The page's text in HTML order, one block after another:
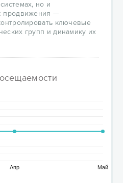
но и
продвижения —
ключевые
групп и динамику их
Апр Май